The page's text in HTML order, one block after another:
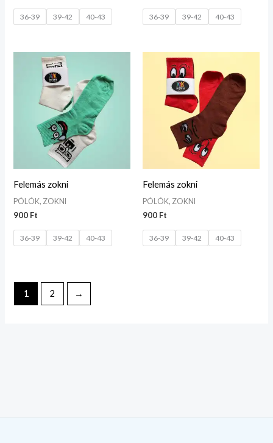
36-39 39-42 40-43 36-39 39-42 40-43
Felemás zokni
PÓLÓK, ZOKNI
900 Ft
36-39 39-42 40-43
Felemás zokni
PÓLÓK, ZOKNI
900 Ft
36-39 39-42 40-43
1 2 →